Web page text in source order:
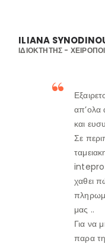
ILIANA
ΙΔΙΟΚΤΉΤΗΣ -
απ’ολα
και
Σε
inteprof
χαθει
μας ..
Για να
παρα
Ο Λογαριασμός μου
Παραγγελίες
Λίστα Αγαπημένων
Πληροφορίες